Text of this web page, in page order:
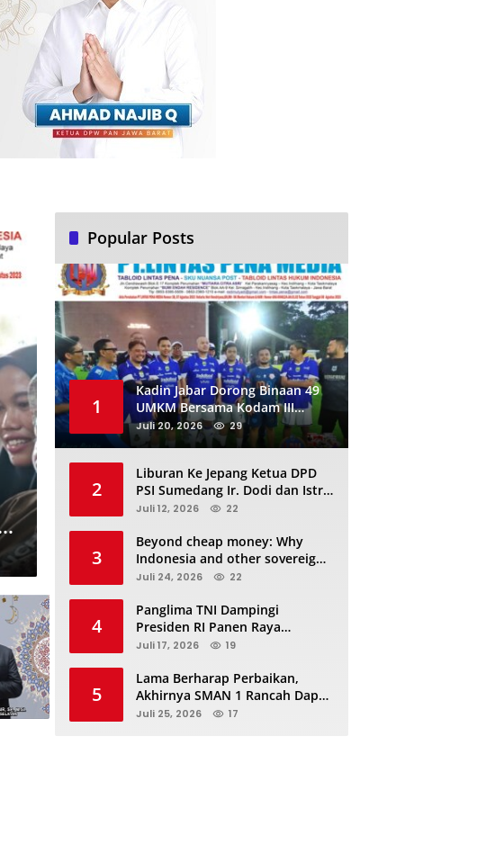
Popular Posts
1
Kadin Jabar Dorong Binaan 49
UMKM Bersama Kodam III
Siliwangi Sambil Nobar Final
Piala Dunia, Akan Ada Investor
Juli 20, 2026 29
2
Liburan Ke Jepang Ketua DPD
PSI Sumedang Ir. Dodi dan Istri
Kibarkan Bendera PSI “Jangan
Juli 12, 2026 22
3
Beyond cheap money: Why
Indonesia and other sovereigns
are turning to panda bonds
Juli 24, 2026 22
4
Panglima TNI Dampingi
Presiden RI Panen Raya
Terpadu TNI, Perkuat
Juli 17, 2026 19
5
Lama Berharap Perbaikan,
Akhirnya SMAN 1 Rancah Dapat
Revitalisasi dan Kini Sedang
Juli 25, 2026 17